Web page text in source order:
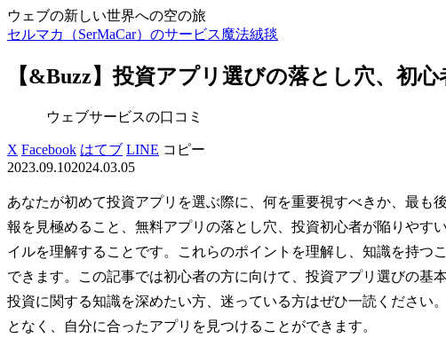
ウェブの新しい世界への空の旅
セルマカ（SerMaCar）のサービス魔法絨毯
【&Buzz】投資アプリ選びの落とし穴、初
ウェブサービスの口コミ
X Facebook はてブ LINE コピー
2023.09.102024.03.05
あなたが初めて投資アプリを選ぶ際に、何を重要視すべきか、最も
報を見極めること、無料アプリの落とし穴、投資初心者が陥りやす
イルを理解することです。これらのポイントを理解し、知識を持つ
できます。この記事では初心者の方に向けて、投資アプリ選びの基
投資に関する知識を深めたい方、迷っている方はぜひ一読ください
となく、自分に合ったアプリを見つけることができます。